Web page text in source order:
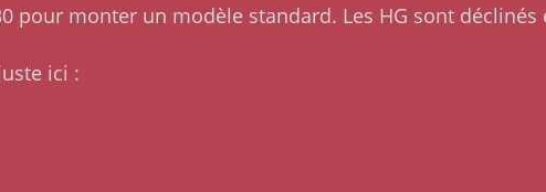
pour monter un modèle standard. Les HG sont
ici :